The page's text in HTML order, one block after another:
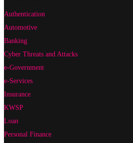
Authentication
Automotive
Banking
Cyber Threats and Attacks
e-Government
e-Services
Insurance
KWSP
Loan
Personal Finance